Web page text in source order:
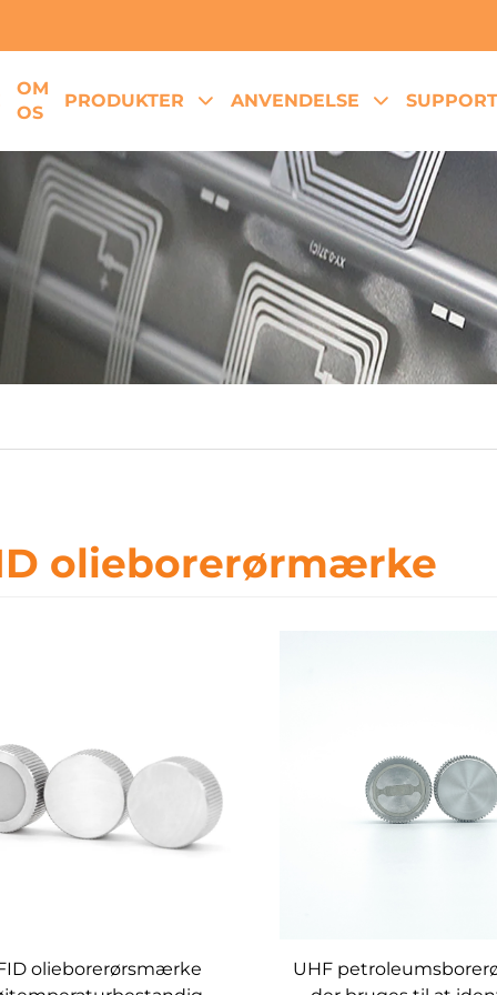
OM
OS
PRODUKTER ANVENDELSE SUPPORT
olieborerørmærke
olieborerørsmærke
UHF